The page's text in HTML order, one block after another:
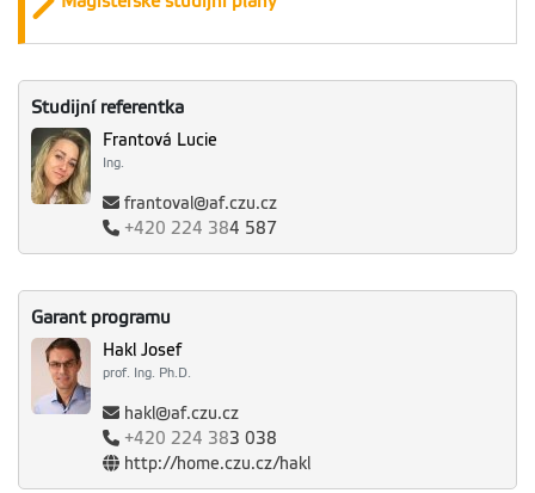
Studijní referentka
Frantová Lucie
Ing.
frantoval@af.czu.cz
+420 224 384 587
Garant programu
Hakl Josef
prof. Ing. Ph.D.
hakl@af.czu.cz
+420 224 383 038
http://home.czu.cz/hakl